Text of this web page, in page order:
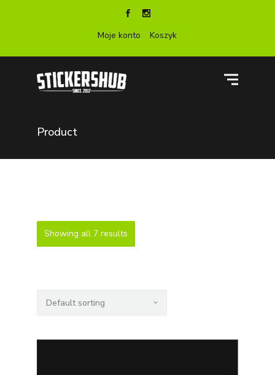
Moje konto Koszyk
Product
Showing all 7 results